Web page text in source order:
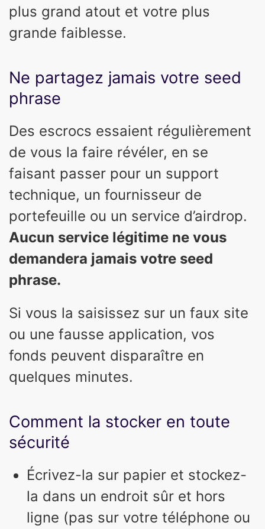
plus grand atout et votre plus
grande faiblesse.
Ne partagez jamais votre seed
phrase
Des escrocs essaient régulièrement
de vous la faire révéler, en se
faisant passer pour un support
technique, un fournisseur de
portefeuille ou un service d’airdrop.
Aucun service légitime ne vous
demandera jamais votre seed
phrase.
Si vous la saisissez sur un faux site
ou une fausse application, vos
fonds peuvent disparaître en
quelques minutes.
Comment la stocker en toute
sécurité
Écrivez-la sur papier et stockez-
la dans un endroit sûr et hors
ligne (pas sur votre téléphone ou